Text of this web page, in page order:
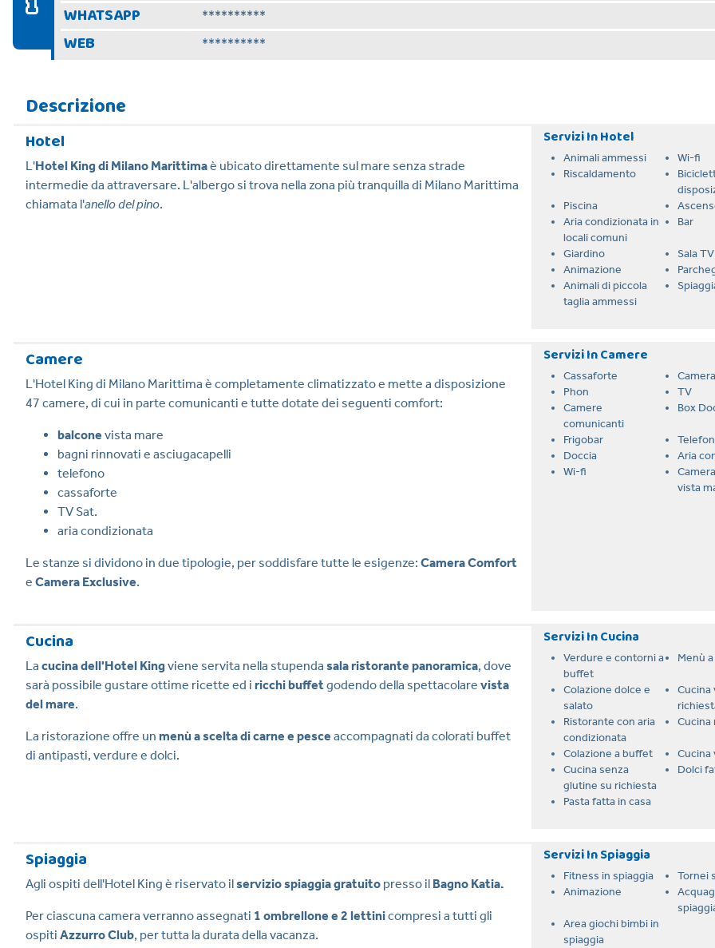
WHATSAPP **********
WEB **********
Descrizione
Hotel
L'Hotel King di Milano Marittimaè ubicato direttamente sul mare senza strade
intermedie da attraversare. L'albergo si trova nella zona più tranquilla di Milano Marittima
chiamata l'anello del pino.
Servizi In Hotel
Animali ammessi
Wi-fi
Riscaldamento
Piscina
Aria condizionata in
locali comuni
Bar
Giardino
Sala TV
Animazione
Animali di piccola
taglia ammessi
Camere
L'Hotel King di Milano Marittima è completamente climatizzato e mette a disposizione
47 camere, di cui in parte comunicanti e tutte dotate dei seguenti comfort:
balcone vista mare
bagni rinnovati e asciugacapelli
telefono
cassaforte
TV Sat.
aria condizionata
Le stanze si dividono in due tipologie, per soddisfare tutte le esigenze: Camera Comfort
e Camera Exclusive.
Servizi In Camere
Cassaforte
Phon
TV
Camere
comunicanti
Box
Frigobar
Doccia
Aria
Wi-fi
vista
Cucina
La cucina dell'Hotel King viene servita nella stupenda sala ristorante panoramica, dove
sarà possibile gustare ottime ricette ed i ricchi buffetgodendo della spettacolare vista
del mare.
La ristorazione offre un menù a scelta di carne e pesce accompagnati da colorati buffet
di antipasti, verdure e dolci.
Servizi In Cucina
Verdure e contorni a
buffet
Menù
Colazione dolce e
salato
Cucina
Ristorante con aria
condizionata
Cucina
Colazione a buffet
Cucina
Cucina senza
glutine su richiesta
Dolci
Pasta fatta in casa
Spiaggia
Agli ospiti dell'Hotel King è riservato ilservizio spiaggia gratuito presso il Bagno Katia.
Per ciascuna camera verranno assegnati 1 ombrellone e 2 lettinicompresi a tutti gli
ospiti Azzurro Club, per tutta la durata della vacanza.
Servizi In Spiaggia
Fitness in spiaggia
Tornei
Animazione
Area giochi bimbi in
spiaggia